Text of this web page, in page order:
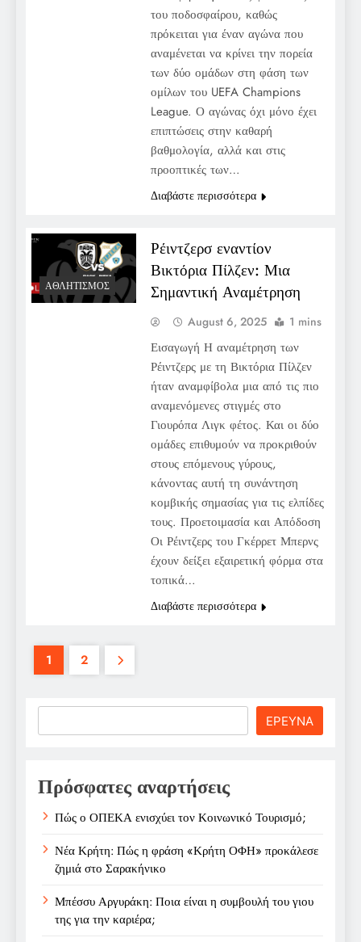
του ποδοσφαίρου, καθώς
πρόκειται για έναν αγώνα που
αναμένεται να κρίνει την πορεία
των δύο ομάδων στη φάση των
ομίλων του UEFA Champions
League. Ο αγώνας όχι μόνο έχει
επιπτώσεις στην καθαρή
βαθμολογία, αλλά και στις
προοπτικές των…
Διαβάστε περισσότερα
ΑΘΛΗΤΙΣΜΌΣ
Ρέιντζερσ εναντίον
Βικτόρια Πίλζεν: Μια
Σημαντική Αναμέτρηση
August 6, 2025 1 mins
Εισαγωγή Η αναμέτρηση των
Ρέιντζερς με τη Βικτόρια Πίλζεν
ήταν αναμφίβολα μια από τις πιο
αναμενόμενες στιγμές στο
Γιουρόπα Λιγκ φέτος. Και οι δύο
ομάδες επιθυμούν να προκριθούν
στους επόμενους γύρους,
κάνοντας αυτή τη συνάντηση
κομβικής σημασίας για τις ελπίδες
τους. Προετοιμασία και Απόδοση
Οι Ρέιντζερς του Γκέρρετ Μπερνς
έχουν δείξει εξαιρετική φόρμα στα
τοπικά…
Διαβάστε περισσότερα
1 2
ΕΡΕΥΝΑ
Πρόσφατες αναρτήσεις
Πώς ο ΟΠΕΚΑ ενισχύει τον Κοινωνικό Τουρισμό;
Νέα Κρήτη: Πώς η φράση «Κρήτη ΟΦΗ» προκάλεσε
ζημιά στο Σαρακήνικο
Μπέσσυ Αργυράκη: Ποια είναι η συμβουλή του γιου
της για την καριέρα;